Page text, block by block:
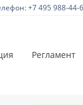
+7 495 988-44-
Регламент